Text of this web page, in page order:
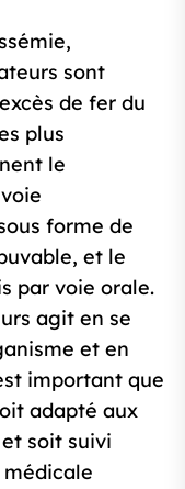
sont
de fer du
plus
le
forme de
et le
par voie orale.
agit en se
et en
important que
adapté aux
soit suivi